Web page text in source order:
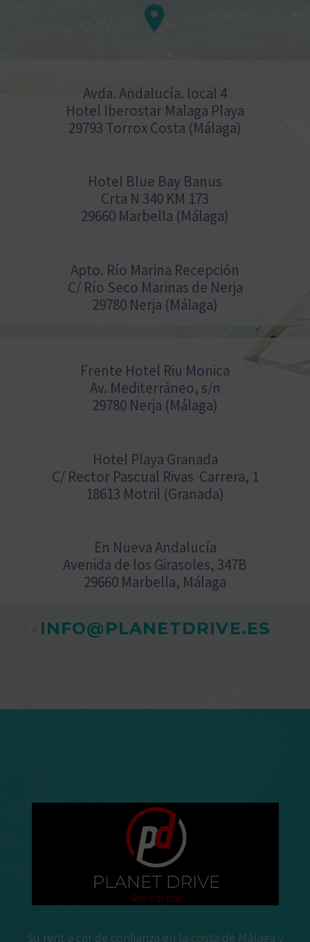


Avda. Andalucía. local 4
Hotel Iberostar Malaga Playa
29793 Torrox Costa (Málaga)
Hotel Blue Bay Banus
Crta N 340 KM 173
29660 Marbella (Málaga)
Apto. Río Marina Recepción
C/ Río Seco Marinas de Nerja
29780 Nerja (Málaga)
Frente Hotel Riu Monica
Av. Mediterráneo, s/n
29780 Nerja (Málaga)
Hotel Playa Granada
C/ Rector Pascual Rivas Carrera, 1
18613 Motril (Granada)
En Nueva Andalucía
Avenida de los Girasoles, 347B
29660 Marbella, Málaga
INFO@PLANETDRIVE.ES
Su rent a car de confianza en la costa de Málaga y